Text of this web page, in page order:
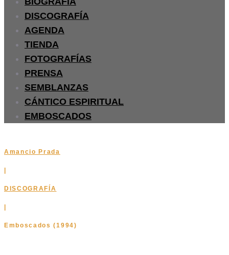
DISCOGRAFÍA
AGENDA
TIENDA
FOTOGRAFÍAS
PRENSA
SEMBLANZAS
CÁNTICO ESPIRITUAL
EMBOSCADOS
Amancio Prada
DISCOGRAFÍA
Emboscados (1994)